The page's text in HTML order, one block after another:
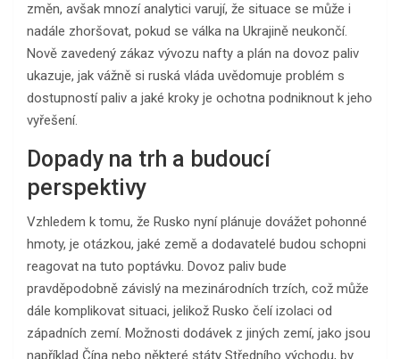
změn, avšak mnozí analytici varují, že situace se může i
nadále zhoršovat, pokud se válka na Ukrajině neukončí.
Nově zavedený zákaz vývozu nafty a plán na dovoz paliv
ukazuje, jak vážně si ruská vláda uvědomuje problém s
dostupností paliv a jaké kroky je ochotna podniknout k jeho
vyřešení.
Dopady na trh a budoucí
perspektivy
Vzhledem k tomu, že Rusko nyní plánuje dovážet pohonné
hmoty, je otázkou, jaké země a dodavatelé budou schopni
reagovat na tuto poptávku. Dovoz paliv bude
pravděpodobně závislý na mezinárodních trzích, což může
dále komplikovat situaci, jelikož Rusko čelí izolaci od
západních zemí. Možnosti dodávek z jiných zemí, jako jsou
například Čína nebo některé státy Středního východu, by